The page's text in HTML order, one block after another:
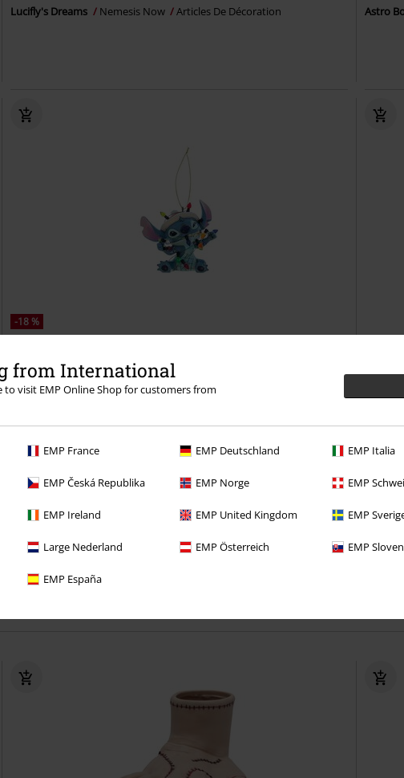
from International
to visit EMP Online Shop for customers from
EMP France EMP Deutschland EMP Italia
EMP Česká Republika EMP Norge EMP
EMP Ireland EMP United Kingdom EMP
Large Nederland EMP Österreich EMP
EMP España
Lucifly's Dreams Nemesis Now Articles De Décoration Astro
-18 %
Stitch Enroulé Dans une Guirlande Lumineuse - Décoration de Sapin de
Noël
Lilo & Stitch Boules
Papa
les avantages dès cette commande !
port gratuits - Commandez aussi souvent que vous le souhaitez
et des remises exclusives !